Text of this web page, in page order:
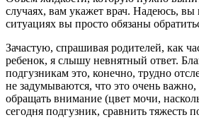
случаях, вам укажет врач. Надеюсь, вы
ситуациях вы просто обязаны
Зачастую, спрашивая родителей, как
ребенок, я слышу невнятный ответ.
подгузникам это, конечно, трудно
не задумываются, что это очень важно,
обращать внимание (цвет мочи,
сегодня подгузник, сравнить тяжесть